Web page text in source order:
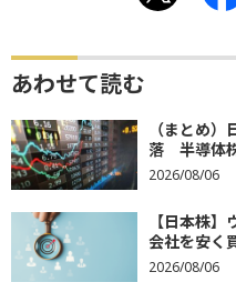
あわせて読む
（まとめ
落 半導体
2026/08/06
【日本株
会社を安く
2026/08/06